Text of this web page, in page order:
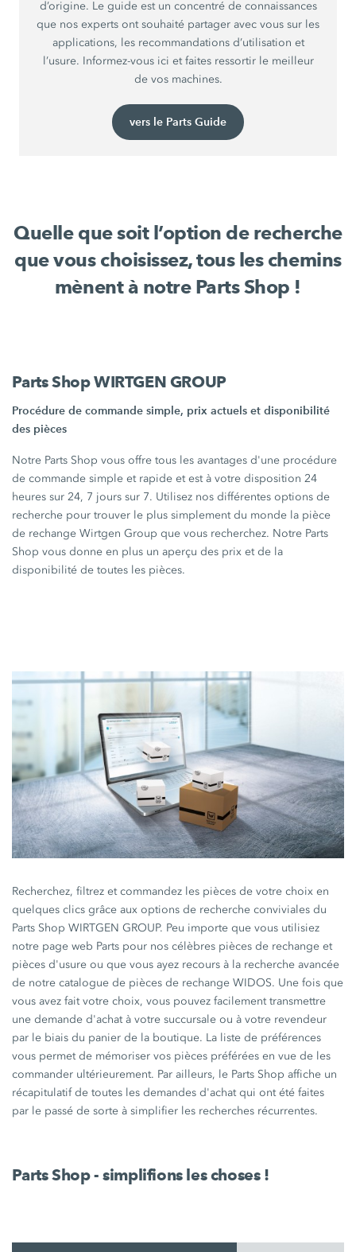
d’origine. Le guide est un concentré de connaissances
que nos experts ont souhaité partager avec vous sur les
applications, les recommandations d’utilisation et
l’usure. Informez-vous ici et faites ressortir le meilleur
de vos machines.
vers le Parts Guide
Quelle que soit l’option de recherche
que vous choisissez, tous les chemins
mènent à notre Parts Shop !
Parts Shop WIRTGEN GROUP
Procédure de commande simple, prix actuels et disponibilité
des pièces
Notre Parts Shop vous offre tous les avantages d'une procédure
de commande simple et rapide et est à votre disposition 24
heures sur 24, 7 jours sur 7. Utilisez nos différentes options de
recherche pour trouver le plus simplement du monde la pièce
de rechange Wirtgen Group que vous recherchez. Notre Parts
Shop vous donne en plus un aperçu des prix et de la
disponibilité de toutes les pièces.
Recherchez, filtrez et commandez les pièces de votre choix en
quelques clics grâce aux options de recherche conviviales du
Parts Shop WIRTGEN GROUP. Peu importe que vous utilisiez
notre page web Parts pour nos célèbres pièces de rechange et
pièces d'usure ou que vous ayez recours à la recherche avancée
de notre catalogue de pièces de rechange WIDOS. Une fois que
vous avez fait votre choix, vous pouvez facilement transmettre
une demande d'achat à votre succursale ou à votre revendeur
par le biais du panier de la boutique. La liste de préférences
vous permet de mémoriser vos pièces préférées en vue de les
commander ultérieurement. Par ailleurs, le Parts Shop affiche un
récapitulatif de toutes les demandes d'achat qui ont été faites
par le passé de sorte à simplifier les recherches récurrentes.
Parts Shop - simplifions les choses !